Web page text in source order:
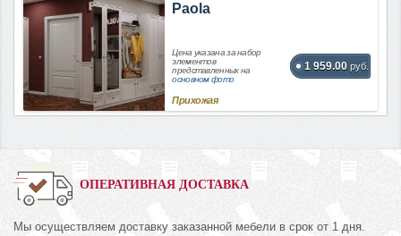
Paola
Цена указана за набор
элементов
представленных на
основном фото
1 959.00 руб.
Прихожая
ОПЕРАТИВНАЯ ДОСТАВКА
Мы осуществляем доставку заказанной мебели в срок от 1 дня.